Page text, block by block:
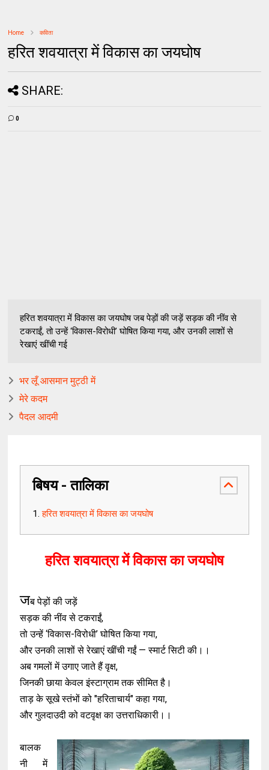
Home कविता
हरित शवयात्रा में विकास का जयघोष
SHARE:
0
हरित शवयात्रा में विकास का जयघोष जब पेड़ों की जड़ें सड़क की नींव से
टकराईं, तो उन्हें ‘विकास-विरोधी’ घोषित किया गया, और उनकी लाशों से
रेखाएं खींची गई
भर लूँ आसमान मुट्ठी में
मेरे कदम
पैदल आदमी
बिषय - तालिका
हरित शवयात्रा में विकास का जयघोष
हरित शवयात्रा में विकास का जयघोष
जब पेड़ों की जड़ें
सड़क की नींव से टकराईं,
तो उन्हें ‘विकास-विरोधी’ घोषित किया गया,
और उनकी लाशों से रेखाएं खींची गईं — स्मार्ट सिटी की।।
अब गमलों में उगाए जाते हैं वृक्ष,
जिनकी छाया केवल इंस्टाग्राम तक सीमित है।
ताड़ के सूखे स्तंभों को "हरिताचार्य" कहा गया,
और गुलदाउदी को वटवृक्ष का उत्तराधिकारी।।
बालक
नी में